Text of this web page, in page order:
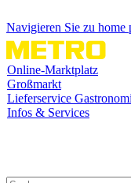
Navigieren Sie zu home
Online-Marktplatz
Großmarkt
Lieferservice
Infos & Services